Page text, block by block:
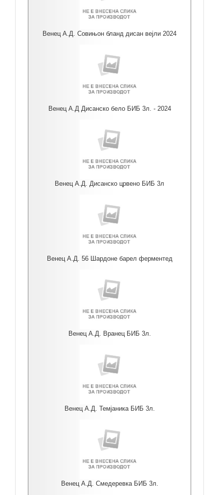
Венец А.Д. Совињон бланд дисан вејли 2024
Венец А.Д Дисанско бело БИБ 3л. - 2024
Венец А.Д. Дисанско црвено БИБ 3л
Венец А.Д. 56 Шардоне барел ферментед
Венец А.Д. Вранец БИБ 3л.
Венец А.Д. Темјаника БИБ 3л.
Венец А.Д. Смедеревка БИБ 3л.